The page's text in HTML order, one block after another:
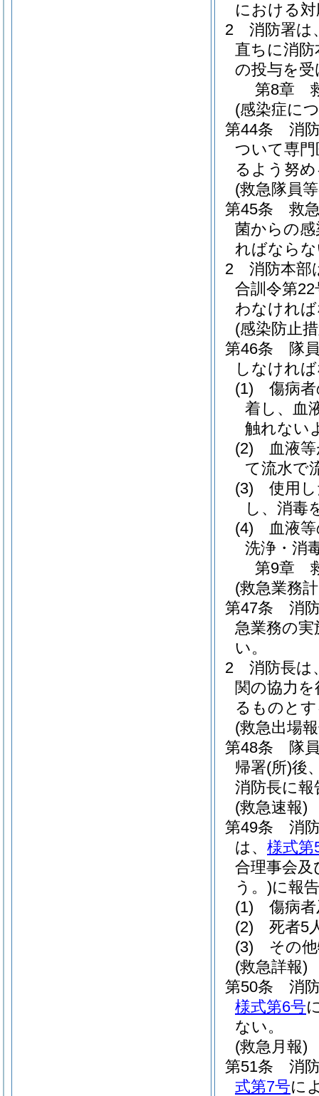
における
2
消防署は
直ちに消
の投与を
第8章
(感染症に
第44条
消
ついて専
るよう努
(救急隊員
第45条
救
菌からの
ればなら
2
消防本部
合訓令第22
わなけれ
(感染防止
第46条
隊
しなけれ
(1)
傷病
着し、血
触れない
(2)
血液
て流水で
(3)
使用
し、消毒
(4)
血液
洗浄・消
第9章
(救急業務
第47条
消
急業務の
い。
2
消防長は
関の協力
るものと
(救急出場
第48条
隊
帰署(所)後
消防長に
(救急速報)
第49条
消
は、 様式第
合理事会及
う。)に報
(1)
傷病
(2)
死者5
(3)
その
(救急詳報)
第50条
消
様式第6号
ない。
(救急月報)
第51条
消
式第7号に